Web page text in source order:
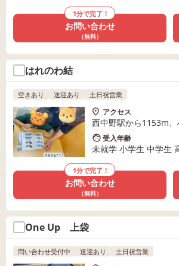
1分で完了！
お問い合わせ
（無料）
はれのわ結
空きあり 送迎あり 土日祝営業
アクセス
西中野駅から1153m
受入年齢
未就学 小学生 中学生
1分で完了！
お問い合わせ
（無料）
One Up 上袋
問い合わせ受付中 送迎あり 土日祝営業